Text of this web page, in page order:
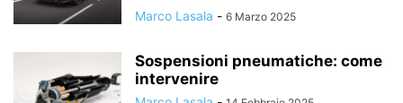
Marco Lasala - 6 Marzo 2025
Sospensioni pneumatiche: come
intervenire